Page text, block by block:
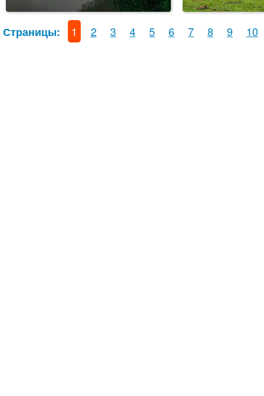
Страницы: 1 2 3 4 5 6 7 8 9 10